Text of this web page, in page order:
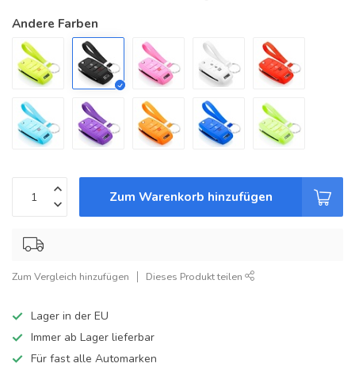
Andere Farben
Zum Warenkorb hinzufügen
Zum Vergleich hinzufügen Dieses Produkt teilen
Lager in der EU
Immer ab Lager lieferbar
Für fast alle Automarken